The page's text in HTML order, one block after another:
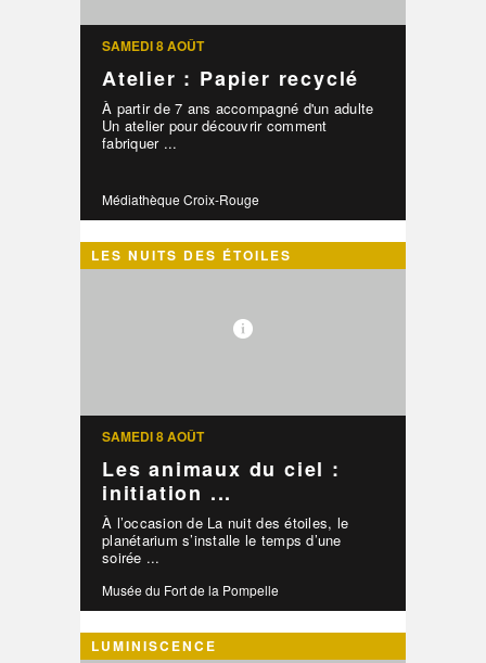
SAMEDI 8 AOÛT
Atelier : Papier recyclé
À partir de 7 ans accompagné d'un adulte
Un atelier pour découvrir comment
fabriquer ...
Médiathèque Croix-Rouge
LES NUITS DES ÉTOILES
SAMEDI 8 AOÛT
Les animaux du ciel :
initiation ...
À l’occasion de La nuit des étoiles, le
planétarium s’installe le temps d’une
soirée ...
Musée du Fort de la Pompelle
LUMINISCENCE